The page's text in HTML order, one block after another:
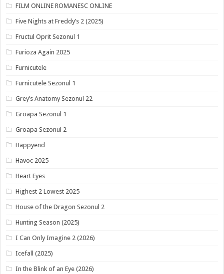
FILM ONLINE ROMANESC ONLINE
Five Nights at Freddy’s 2 (2025)
Fructul Oprit Sezonul 1
Furioza Again 2025
Furnicutele
Furnicutele Sezonul 1
Grey’s Anatomy Sezonul 22
Groapa Sezonul 1
Groapa Sezonul 2
Happyend
Havoc 2025
Heart Eyes
Highest 2 Lowest 2025
House of the Dragon Sezonul 2
Hunting Season (2025)
I Can Only Imagine 2 (2026)
Icefall (2025)
In the Blink of an Eye (2026)